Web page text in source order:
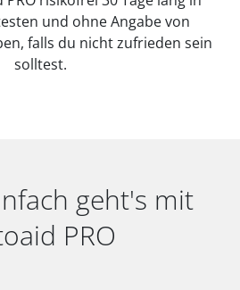
und ohne Angabe von
falls du nicht zufrieden sein
solltest.
geht's mit
PRO